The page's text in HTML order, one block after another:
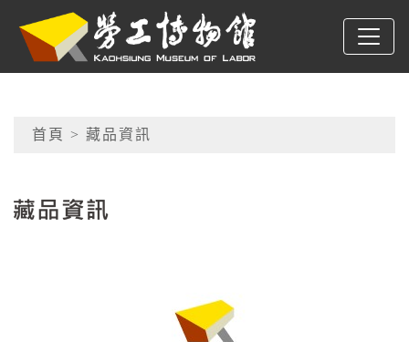
跳到主要內容
高雄市勞工博物館
網頁導覽
首頁 > 藏品資訊